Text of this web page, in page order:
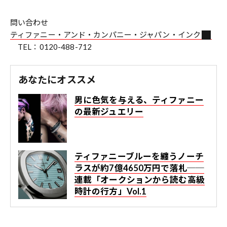
問い合わせ
ティファニー・アンド・カンパニー・ジャパン・インク
TEL：0120-488-712
あなたにオススメ
男に色気を与える、ティファニー
の最新ジュエリー
ティファニーブルーを纏うノーチ
ラスが約7億4650万円で落札──
連載「オークションから読む高級
時計の行方」Vol.1